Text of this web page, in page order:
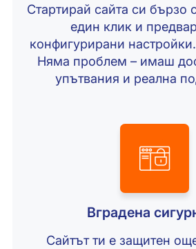
Стартирай сайта си бързо
един клик и
конфигурирани
Няма проблем – имаш
упътвания и реална
Вградена
Сайтът ти е защитен